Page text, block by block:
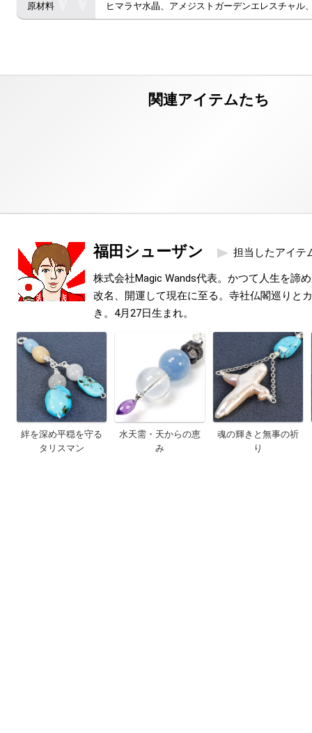
ヒマラヤ水晶、アメジストガーデンエレスチャル
福田シューザン 担当したアイテ
株式会社Magic Wands代表。かつて人生を諦
改名、開運して現在に至る。寺社仏閣巡りと
き。4月27日生まれ。
絆を深め平穏を守る
タリスマン
水天需・天からの恵
み
魂の輝きと無事の祈
り